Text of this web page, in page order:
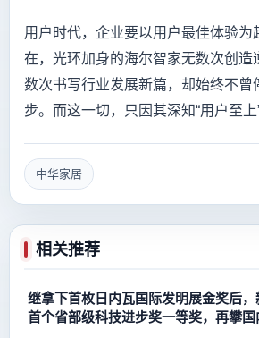
用户时代，企业要以用户最佳体验为
在，光环加身的海尔智家无数次创造
数次书写行业发展新篇，却始终不曾
步。而这一切，只因其深知“用户至上
中华家居
相关推荐
继拿下首枚日内瓦国际发明展金奖后
首个省部级科技进步奖一等奖，再攀